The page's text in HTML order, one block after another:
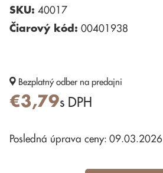
SKU: 40017
Čiarový kód: 00401938
Bezplatný odber na predajni
€3,79s DPH
Posledná úprava ceny: 09.03.2026